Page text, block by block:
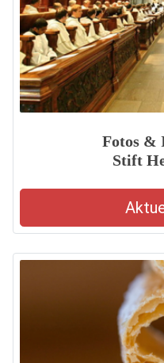
Fotos &
Stift